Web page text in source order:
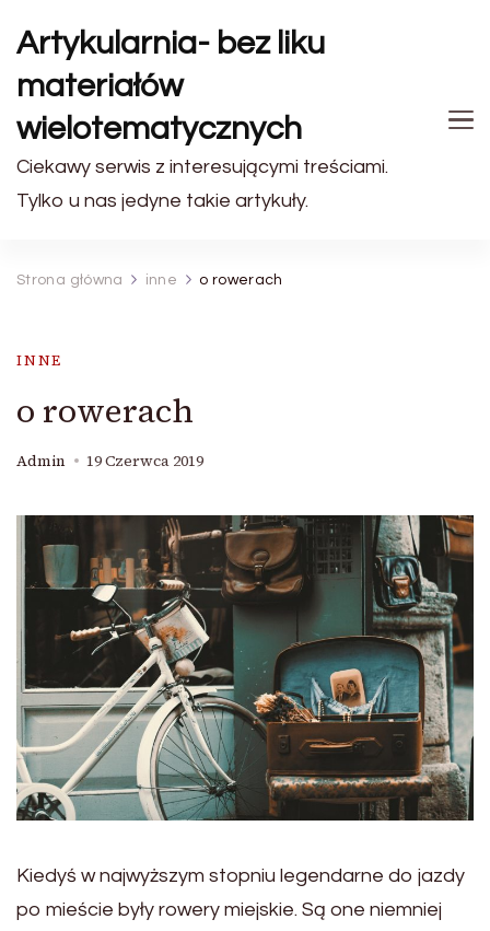
Artykularnia- bez liku
materiałów
wielotematycznych
Ciekawy serwis z interesującymi treściami.
Tylko u nas jedyne takie artykuły.
Strona główna inne o rowerach
INNE
o rowerach
Admin 19 Czerwca 2019
Kiedyś w najwyższym stopniu legendarne do jazdy
po mieście były rowery miejskie. Są one niemniej